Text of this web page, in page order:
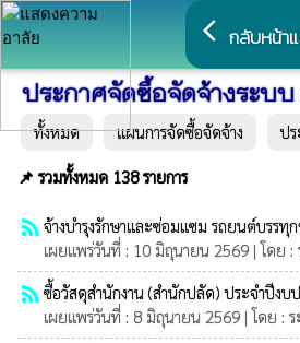
arrow_back_ios กลับหน้า
ประกาศจัดซื้อจัดจ้างระบบ
ทั้งหมด แผนการจัดซื้อจัดจ้าง ปร
📌 รวมทั้งหมด 138 รายการ
rss_feed จ้างบำรุงรักษาและซ่อมแซม รถยนต์บรร
เผยแพร่วันที่ : 10 มิถุนายน 2569 | โดย :
rss_feed ซื้อวัสดุสำนักงาน (สำนักปลัด) ประจำปีง
เผยแพร่วันที่ : 8 มิถุนายน 2569 | โดย :